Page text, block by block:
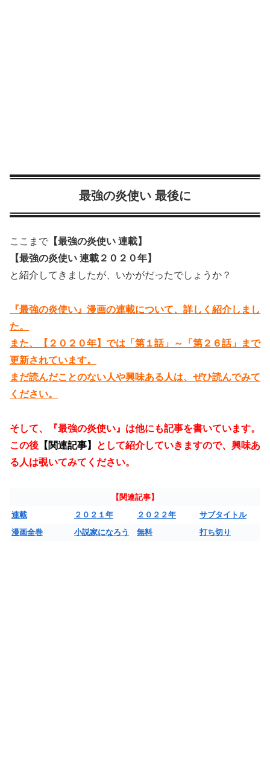
最強の炎使い 最後に
ここまで 【最強の炎使い 連載】
【最強の炎使い 連載２０２０年】
と紹介してきましたが、いかがだったでしょうか？
『最強の炎使い』漫画の連載について、詳しく紹介しまし
た。
また、【２０２０年】では「第１話」～「第２６話」まで
更新されています。
まだ読んだことのない人や興味ある人は、ぜひ読んでみて
ください。
そして、『最強の炎使い』は他にも記事を書いています。
この後 【関連記事】
として紹介していきますので、興味あ
る人は覗いてみてください。
【関連記事】
連載
２０２１年 ２０２２年
サブタイトル
漫画全巻
小説家になろう 無料 打ち切り